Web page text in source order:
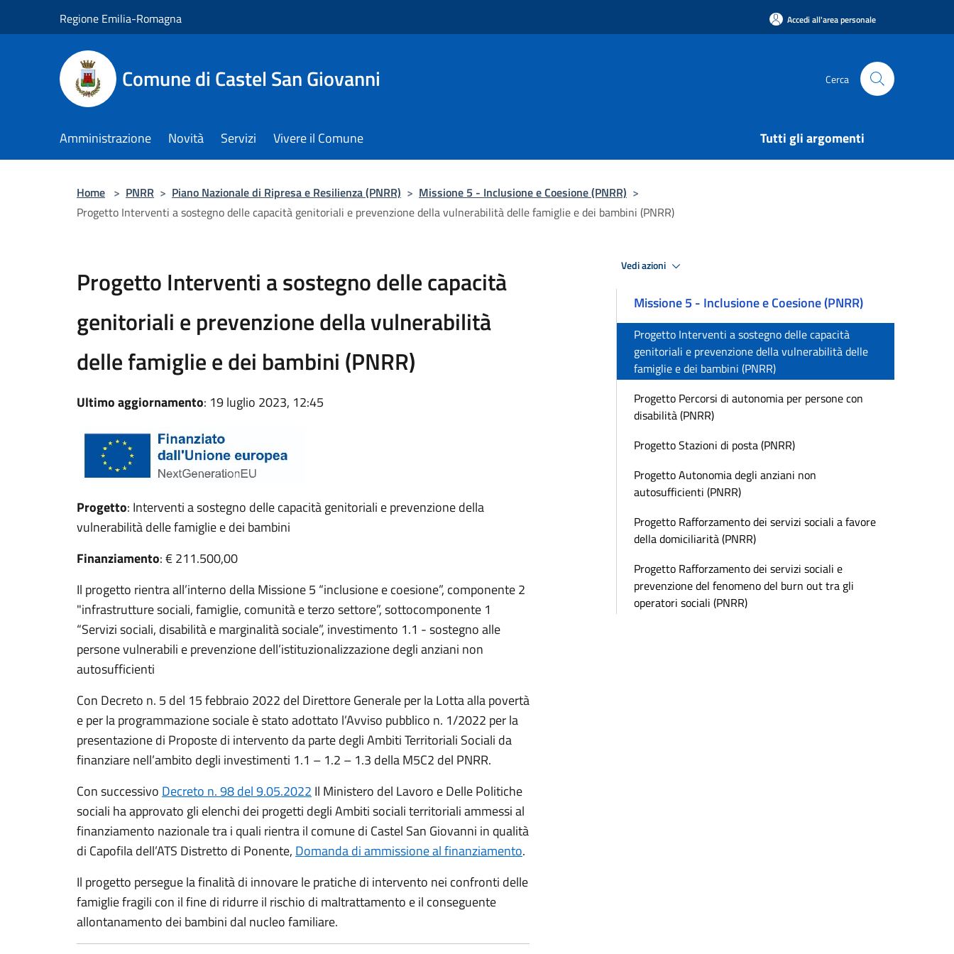
Regione Emilia-Romagna Accedi all'area personale
Comune di Castel San Giovanni Cerca
Amministrazione Novità Servizi Vivere il Comune Tutti gli argomenti
Home > PNRR > Piano Nazionale di Ripresa e Resilienza (PNRR) > Missione 5 - Inclusione e Coesione (PNRR) >
Progetto Interventi a sostegno delle capacità genitoriali e prevenzione della vulnerabilità delle famiglie e dei bambini (PNRR)
Progetto Interventi a sostegno delle capacità
genitoriali e prevenzione della vulnerabilità
delle famiglie e dei bambini (PNRR)
Ultimo aggiornamento: 19 luglio 2023, 12:45
Progetto: Interventi a sostegno delle capacità genitoriali e prevenzione della
vulnerabilità delle famiglie e dei bambini
Finanziamento: € 211.500,00
Il progetto rientra all’interno della Missione 5 “inclusione e coesione”, componente 2
"infrastrutture sociali, famiglie, comunità e terzo settore”, sottocomponente 1
“Servizi sociali, disabilità e marginalità sociale”, investimento 1.1 - sostegno alle
persone vulnerabili e prevenzione dell’istituzionalizzazione degli anziani non
autosufficienti
Con Decreto n. 5 del 15 febbraio 2022 del Direttore Generale per la Lotta alla povertà
e per la programmazione sociale è stato adottato l’Avviso pubblico n. 1/2022 per la
presentazione di Proposte di intervento da parte degli Ambiti Territoriali Sociali da
finanziare nell’ambito degli investimenti 1.1 – 1.2 – 1.3 della M5C2 del PNRR.
Con successivo Decreto n. 98 del 9.05.2022 Il Ministero del Lavoro e Delle Politiche
sociali ha approvato gli elenchi dei progetti degli Ambiti sociali territoriali ammessi al
finanziamento nazionale tra i quali rientra il comune di Castel San Giovanni in qualità
di Capofila dell’ATS Distretto di Ponente, Domanda di ammissione al finanziamento.
Il progetto persegue la finalità di innovare le pratiche di intervento nei confronti delle
famiglie fragili con il fine di ridurre il rischio di maltrattamento e il conseguente
allontanamento dei bambini dal nucleo familiare.
Vedi azioni
Missione 5 - Inclusione e Coesione (PNRR)
Progetto Interventi a sostegno delle capacità
genitoriali e prevenzione della vulnerabilità delle
famiglie e dei bambini (PNRR)
Progetto Percorsi di autonomia per persone con
disabilità (PNRR)
Progetto Stazioni di posta (PNRR)
Progetto Autonomia degli anziani non
autosufficienti (PNRR)
Progetto Rafforzamento dei servizi sociali a favore
della domiciliarità (PNRR)
Progetto Rafforzamento dei servizi sociali e
prevenzione del fenomeno del burn out tra gli
operatori sociali (PNRR)